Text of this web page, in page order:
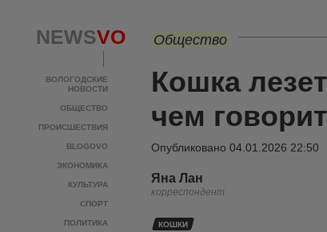
NEWSVO
ВОЛОГОДСКИЕ
НОВОСТИ
ОБЩЕСТВО
ПРОИСШЕСТВИЯ
BLOGOVO
ЭКОНОМИКА
КУЛЬТУРА
СПОРТ
ПОЛИТИКА
Общество
Кошка
чем
Опубликовано 04.01.2026 22:50
Яна Лан
корреспондент
КОШКИ